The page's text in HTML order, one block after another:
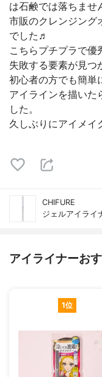
は石鹸では落ちませ
市販のクレンジング
でした♬
こちらプチプラで優
失敗する要素が見つ
初心者の方でも簡単
アイラインを描いた
した。
久しぶりにアイメイ
CHIFURE
ジェルアイライ
アイライナーお
1位